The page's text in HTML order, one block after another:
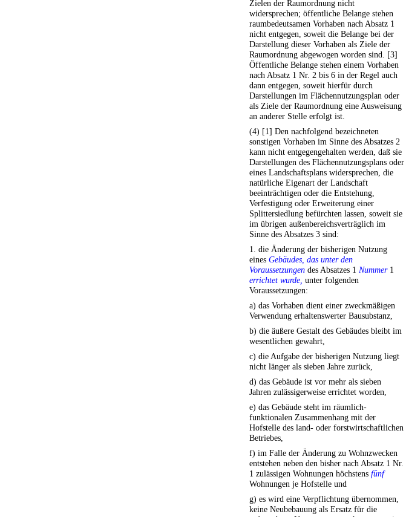
Zielen der Raumordnung nicht
widersprechen; öffentliche Belange stehen
raumbedeutsamen Vorhaben nach Absatz 1
nicht entgegen, soweit die Belange bei der
Darstellung dieser Vorhaben als Ziele der
Raumordnung abgewogen worden sind. [3]
Öffentliche Belange stehen einem Vorhaben
nach Absatz 1 Nr. 2 bis 6 in der Regel auch
dann entgegen, soweit hierfür durch
Darstellungen im Flächennutzungsplan oder
als Ziele der Raumordnung eine Ausweisung
an anderer Stelle erfolgt ist.
(4) [1] Den nachfolgend bezeichneten
sonstigen Vorhaben im Sinne des Absatzes 2
kann nicht entgegengehalten werden, daß sie
Darstellungen des Flächennutzungsplans oder
eines Landschaftsplans widersprechen, die
natürliche Eigenart der Landschaft
beeinträchtigen oder die Entstehung,
Verfestigung oder Erweiterung einer
Splittersiedlung befürchten lassen, soweit sie
im übrigen außenbereichsverträglich im
Sinne des Absatzes 3 sind:
1. die Änderung der bisherigen Nutzung
eines Gebäudes, das unter den
Voraussetzungen des Absatzes 1 Nummer1
errichtet wurde, unter folgenden
Voraussetzungen:
a) das Vorhaben dient einer zweckmäßigen
Verwendung erhaltenswerter Bausubstanz,
b) die äußere Gestalt des Gebäudes bleibt im
wesentlichen gewahrt,
c) die Aufgabe der bisherigen Nutzung liegt
nicht länger als sieben Jahre zurück,
d) das Gebäude ist vor mehr als sieben
Jahren zulässigerweise errichtet worden,
e) das Gebäude steht im räumlich-
funktionalen Zusammenhang mit der
Hofstelle des land- oder forstwirtschaftlichen
Betriebes,
f) im Falle der Änderung zu Wohnzwecken
entstehen neben den bisher nach Absatz 1 Nr.
1 zulässigen Wohnungen höchstens fünf
Wohnungen je Hofstelle und
g) es wird eine Verpflichtung übernommen,
keine Neubebauung als Ersatz für die